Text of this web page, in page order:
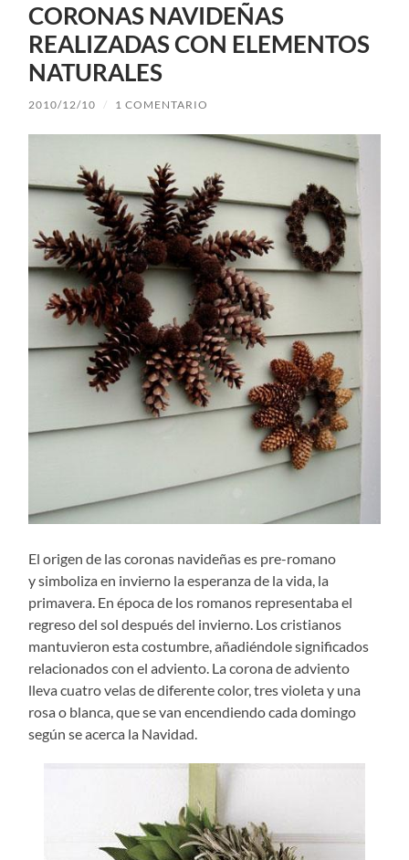
CORONAS NAVIDEÑAS
REALIZADAS CON ELEMENTOS
NATURALES
2010/12/10 / 1 COMENTARIO
El origen de las coronas navideñas es pre-romano
y simboliza en invierno la esperanza de la vida, la
primavera. En época de los romanos representaba el
regreso del sol después del invierno. Los cristianos
mantuvieron esta costumbre, añadiéndole significados
relacionados con el adviento. La corona de adviento
lleva cuatro velas de diferente color, tres violeta y una
rosa o blanca, que se van encendiendo cada domingo
según se acerca la Navidad.